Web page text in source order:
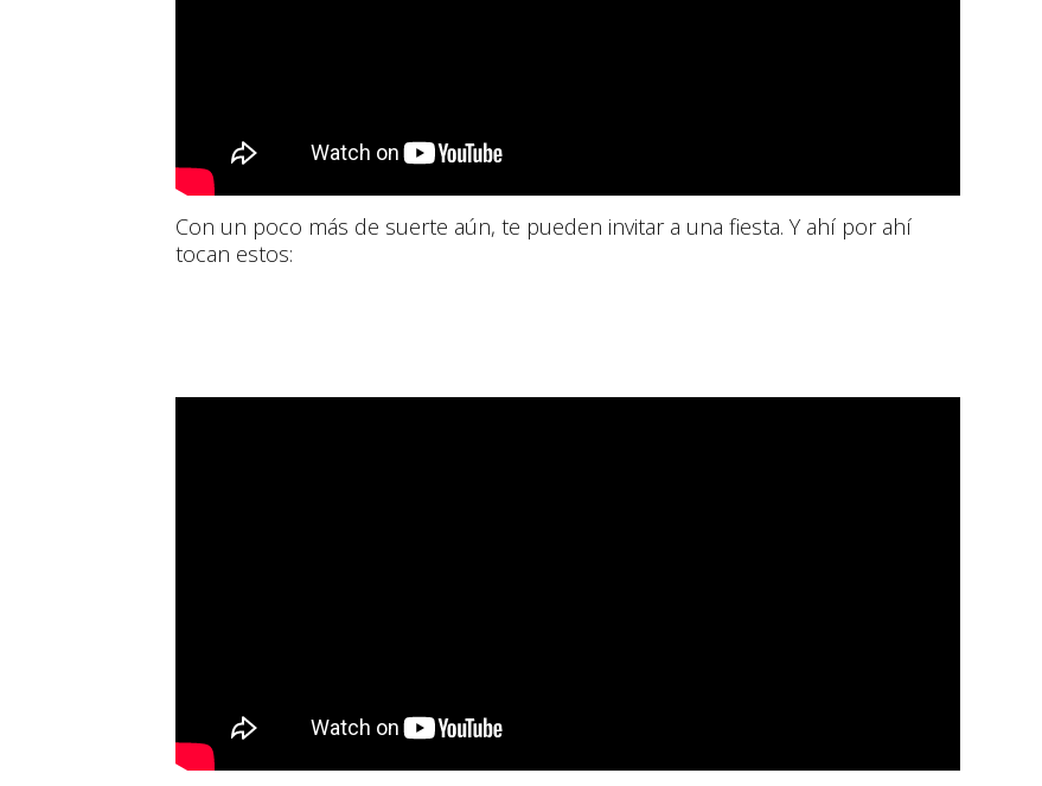
Con un poco más de suerte aún, te pueden invitar a una fiesta. Y ahí por ahí
tocan estos: